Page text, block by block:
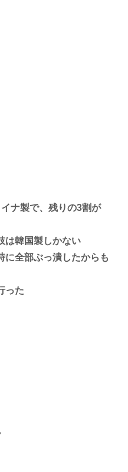
ナ製で、残りの3割が
は韓国製しかない
に全部ぶっ潰したからも
った